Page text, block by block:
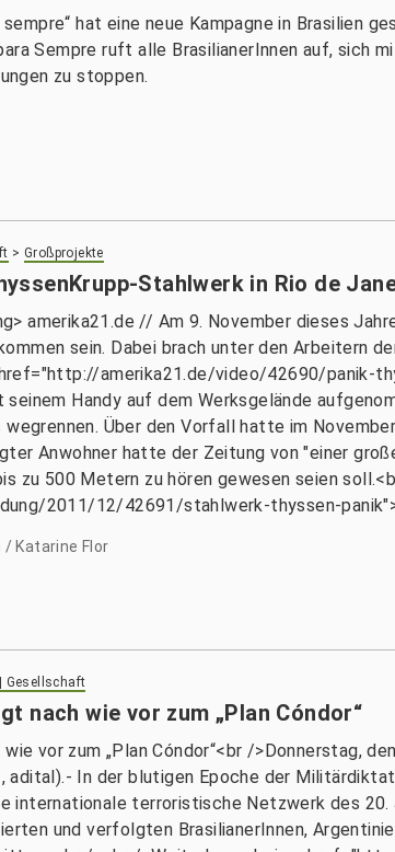
sempre“ hat eine neue Kampagne in Brasilien
Sempre ruft alle BrasilianerInnen auf,
zu stoppen.
>Großprojekte
Stahlwerk in Rio de
amerika21.de // Am 9. November dieses
sein. Dabei brach unter den Arbeitern
amerika21.de/video/42690/panik-
Handy auf dem Werksgelände
Über den Vorfall hatte im
Anwohner hatte der Zeitung von "einer
zu 500 Metern zu hören gewesen seien
2011/12/42691/stahlwerk-thyssen-
Katarine Flor
Gesellschaft
nach wie vor zum „Plan Cóndor“
vor zum „Plan Cóndor“<br />Donnerstag,
adital).- In der blutigen Epoche der
internationale terroristische Netzwerk des 20.
und verfolgten BrasilianerInnen,